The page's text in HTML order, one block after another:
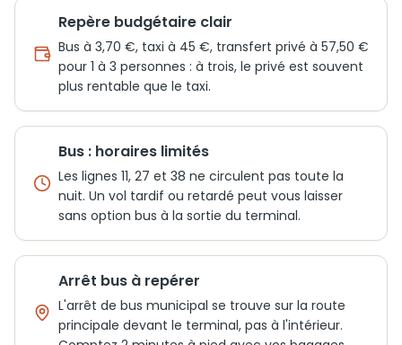
Repère budgétaire clair
Bus à 3,70 €, taxi à 45 €, transfert privé à 57,50 €
pour 1 à 3 personnes : à trois, le privé est souvent
plus rentable que le taxi.
Bus : horaires limités
Les lignes 11, 27 et 38 ne circulent pas toute la
nuit. Un vol tardif ou retardé peut vous laisser
sans option bus à la sortie du terminal.
Arrêt bus à repérer
L'arrêt de bus municipal se trouve sur la route
principale devant le terminal, pas à l'intérieur.